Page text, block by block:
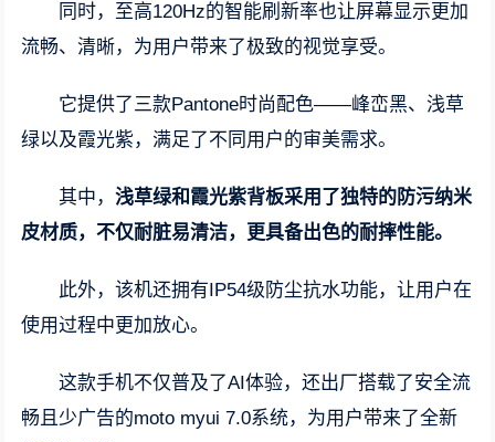
同时，至高120Hz的智能刷新率也让屏幕显示更加
流畅、清晰，为用户带来了极致的视觉享受。
它提供了三款Pantone时尚配色——峰峦黑、浅草
绿以及霞光紫，满足了不同用户的审美需求。
其中，浅草绿和霞光紫背板采用了独特的防污纳米
皮材质，不仅耐脏易清洁，更具备出色的耐摔性能。
此外，该机还拥有IP54级防尘抗水功能，让用户在
使用过程中更加放心。
这款手机不仅普及了AI体验，还出厂搭载了安全流
畅且少广告的moto myui 7.0系统，为用户带来了全新